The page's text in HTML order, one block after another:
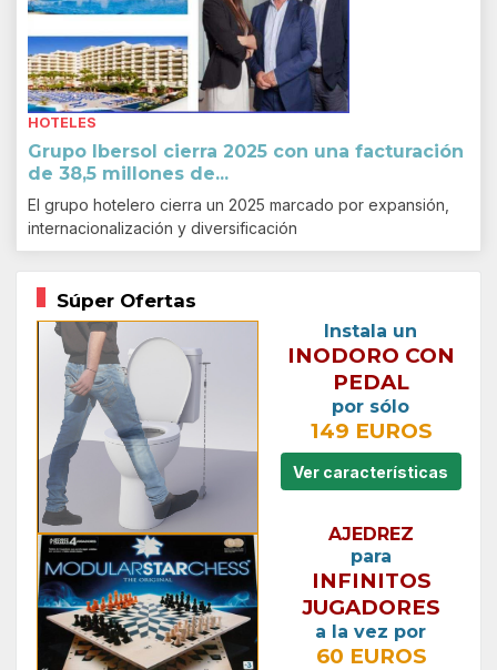
HOTELES
Grupo Ibersol cierra 2025 con una facturación
de 38,5 millones de...
El grupo hotelero cierra un 2025 marcado por expansión,
internacionalización y diversificación
Súper Ofertas
Instala un
INODORO CON
PEDAL
por sólo
149 EUROS
Ver características
AJEDREZ
para
INFINITOS
JUGADORES
a la vez por
60 EUROS